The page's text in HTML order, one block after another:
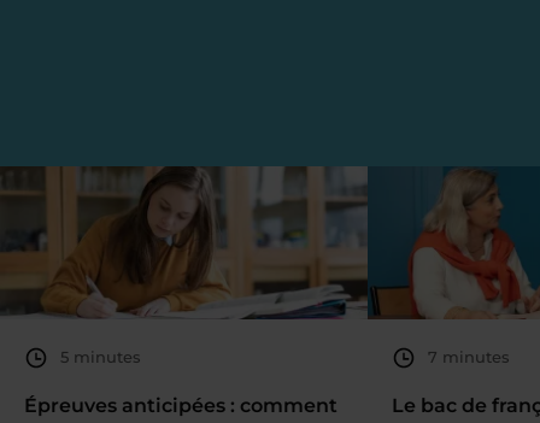
5 minutes
Épreuves anticipées : comment
7 minutes
Le bac de